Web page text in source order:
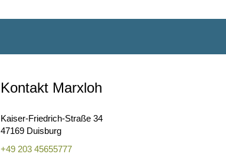
Kontakt Marxloh
Kaiser-Friedrich-Straße 34
47169 Duisburg
+49 203 45655777